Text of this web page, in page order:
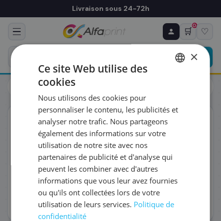
Livraison sous 24-72h
🛒
0
♡
Toners
HP
ORIGINAL
♻ COMMANDE RÉCURRENTE
Prévoyez & économisez
Programmez votre prochain achat — notre équipe
vous prépare un devis personnalisé
RÉFÉRENCE DU PRODUIT
FRÉQUENCE
QUANTITÉ PAR LIVRAISON
DATE DE PREMIÈRE LIVRAISON SOUHAITÉE
×
Ce site Web utilise des
cookies
Nous utilisons des cookies pour
personnaliser le contenu, les publicités et
analyser notre trafic. Nous partageons
également des informations sur votre
utilisation de notre site avec nos
partenaires de publicité et d'analyse qui
peuvent les combiner avec d'autres
informations que vous leur avez fournies
ou qu'ils ont collectées lors de votre
utilisation de leurs services. Politique de
confidentialité